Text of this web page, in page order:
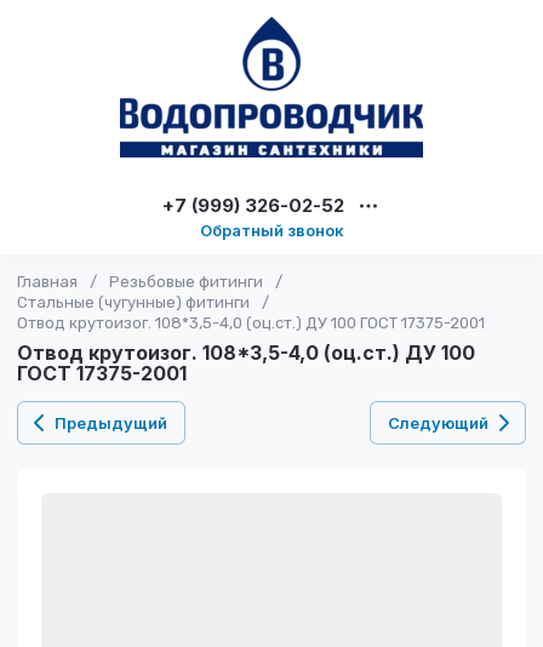
+7 (999) 326-02-52
Обратный звонок
Главная / Резьбовые фитинги
/
Стальные (чугунные) фитинги
/
Отвод крутоизог. 108*3,5-4,0 (оц.ст.) ДУ 100 ГОСТ 17375-2001
Отвод крутоизог. 108*3,5-4,0 (оц.ст.) ДУ 100
ГОСТ 17375-2001
Предыдущий Следующий